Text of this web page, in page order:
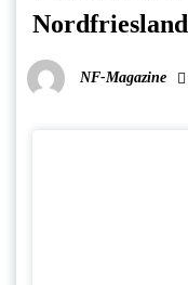
Nordfriesland
NF-Magazine